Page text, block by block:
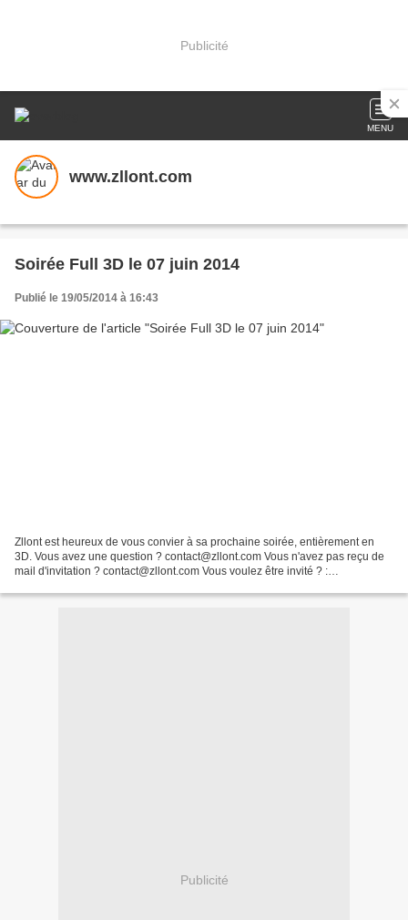
Publicité
MENU
www.zllont.com
Soirée Full 3D le 07 juin 2014
Publié le 19/05/2014 à 16:43
Zllont est heureux de vous convier à sa prochaine soirée, entièrement en
3D. Vous avez une question ? contact@zllont.com Vous n'avez pas reçu de
mail d'invitation ? contact@zllont.com Vous voulez être invité ? :
Publicité